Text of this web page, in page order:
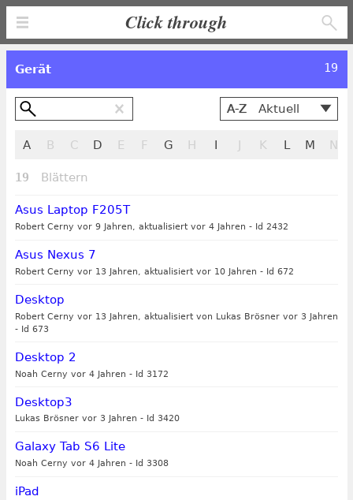
Click through
Gerät 19
A-Z
Aktuell
Nach Erstellung,
Nach Änderung,
Nach Änderung,
A B C D E F G H I J K L M N
19 Blättern
Asus Laptop F205T
Robert Cerny vor 9 Jahren, aktualisiert vor 4 Jahren - Id 2432
Asus Nexus 7
Robert Cerny vor 13 Jahren, aktualisiert vor 10 Jahren - Id 672
Desktop
Robert Cerny vor 13 Jahren, aktualisiert von Lukas Brösner vor 3 Jahren
- Id 673
Desktop 2
Noah Cerny vor 4 Jahren - Id 3172
Desktop3
Lukas Brösner vor 3 Jahren - Id 3420
Galaxy Tab S6 Lite
Noah Cerny vor 4 Jahren - Id 3308
iPad